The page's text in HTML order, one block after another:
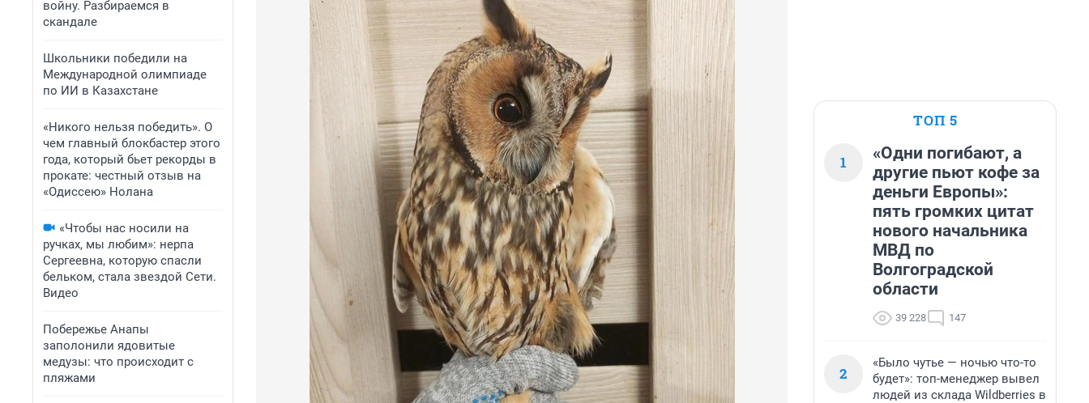
войну. Разбираемся в
скандале
Школьники победили на
Международной олимпиаде
по ИИ в Казахстане
«Никого нельзя победить». О
чем главный блокбастер этого
года, который бьет рекорды в
прокате: честный отзыв на
«Одиссею» Нолана
«Чтобы нас носили на
ручках, мы любим»: нерпа
Сергеевна, которую спасли
бельком, стала звездой Сети.
Видео
Побережье Анапы
заполонили ядовитые
медузы: что происходит с
пляжами
ТОП 5
1
«Одни погибают, а
другие пьют кофе за
деньги Европы»:
пять громких цитат
нового начальника
МВД по
Волгоградской
области
39 228 147
2
«Было чутье — ночью что-то
будет»: топ-менеджер вывел
людей из склада Wildberries в